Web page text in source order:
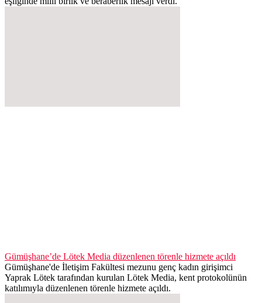
Gümüşhane’de Lötek Media düzenlenen törenle hizmete açıldı
Gümüşhane'de İletişim Fakültesi mezunu genç kadın girişimci
Yaprak Lötek tarafından kurulan Lötek Media, kent protokolünün
katılımıyla düzenlenen törenle hizmete açıldı.